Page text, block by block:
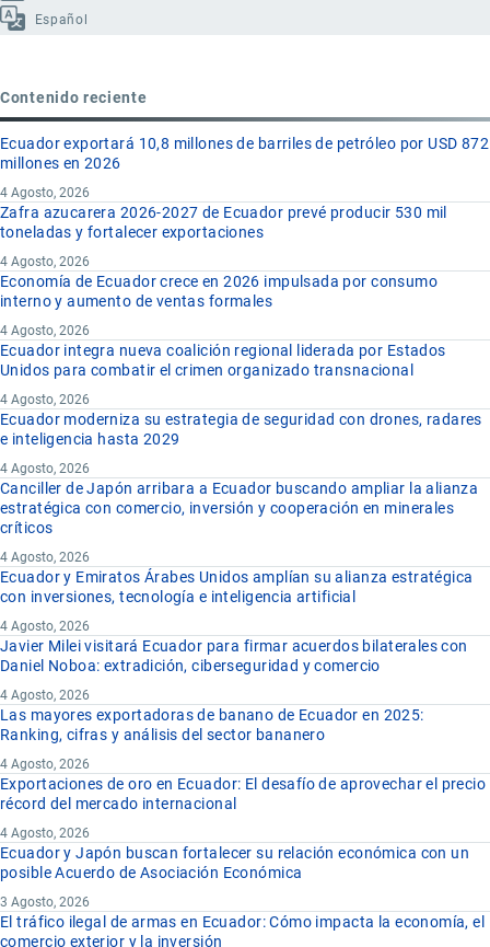
Español
Contenido reciente
Ecuador exportará 10,8 millones de barriles de petróleo por USD 872
millones en 2026
4 Agosto, 2026
Zafra azucarera 2026-2027 de Ecuador prevé producir 530 mil
toneladas y fortalecer exportaciones
4 Agosto, 2026
Economía de Ecuador crece en 2026 impulsada por consumo
interno y aumento de ventas formales
4 Agosto, 2026
Ecuador integra nueva coalición regional liderada por Estados
Unidos para combatir el crimen organizado transnacional
4 Agosto, 2026
Ecuador moderniza su estrategia de seguridad con drones, radares
e inteligencia hasta 2029
4 Agosto, 2026
Canciller de Japón arribara a Ecuador buscando ampliar la alianza
estratégica con comercio, inversión y cooperación en minerales
críticos
4 Agosto, 2026
Ecuador y Emiratos Árabes Unidos amplían su alianza estratégica
con inversiones, tecnología e inteligencia artificial
4 Agosto, 2026
Javier Milei visitará Ecuador para firmar acuerdos bilaterales con
Daniel Noboa: extradición, ciberseguridad y comercio
4 Agosto, 2026
Las mayores exportadoras de banano de Ecuador en 2025:
Ranking, cifras y análisis del sector bananero
4 Agosto, 2026
Exportaciones de oro en Ecuador: El desafío de aprovechar el precio
récord del mercado internacional
4 Agosto, 2026
Ecuador y Japón buscan fortalecer su relación económica con un
posible Acuerdo de Asociación Económica
3 Agosto, 2026
El tráfico ilegal de armas en Ecuador: Cómo impacta la economía, el
comercio exterior y la inversión